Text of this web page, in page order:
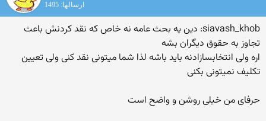
ارسالها: 1495
siavash_khob: دین یه بحث عامه نه خاص که نقد کردنش باعث
تجاوز به حقوق دیگران بشه
اره ولی انتخابسازادنه باید باشه لذا شما میتونی نقد کنی ولی تعیین
تکلیف نمیتونی بکنی
حرفای من خیلی روشن و واضح است